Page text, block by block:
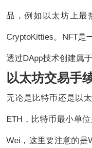
品，例如以太坊上
CryptoKitties。NFT是
透过DApp技术创建属
以太坊交易手
无论是比特币还是以
ETH，比特币最小单
Wei，这里要注意的是